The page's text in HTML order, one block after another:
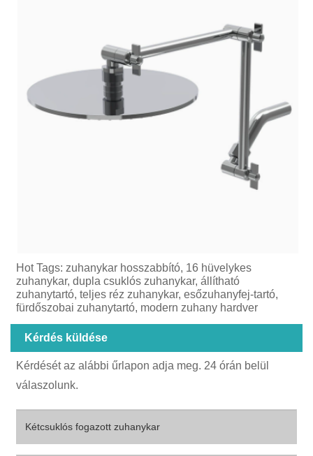
Hot Tags: zuhanykar hosszabbító, 16 hüvelykes
zuhanykar, dupla csuklós zuhanykar, állítható
zuhanytartó, teljes réz zuhanykar, esőzuhanyfej-tartó,
fürdőszobai zuhanytartó, modern zuhany hardver
Kérdés küldése
Kérdését az alábbi űrlapon adja meg. 24 órán belül
válaszolunk.